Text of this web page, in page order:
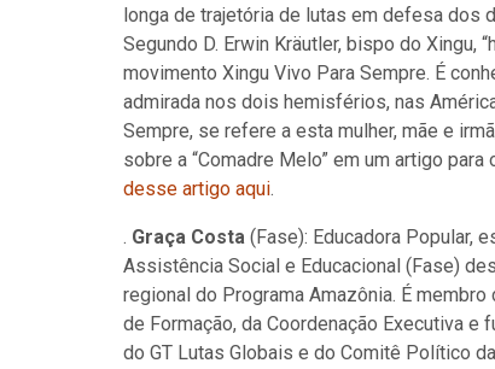
longa de trajetória de lutas em defesa dos
Segundo D. Erwin Kräutler, bispo do Xingu,
movimento Xingu Vivo Para Sempre. É
admirada nos dois hemisférios, nas
Sempre, se refere a esta mulher, mãe e
sobre a “Comadre Melo” em um artigo
desse artigo aqui.
. Graça Costa (Fase): Educadora Popular,
Assistência Social e Educacional (Fase)
regional do Programa Amazônia. É
de Formação, da Coordenação Executiva e
do GT Lutas Globais e do Comitê Político